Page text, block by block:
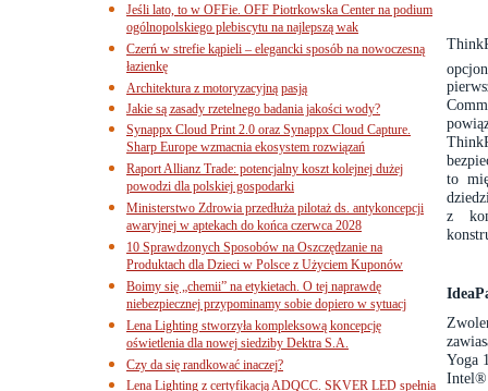
to
z
Yoga
Intel®
Jeśli lato, to w OFFie. OFF Piotrkowska Center na podium
ogólnopolskiego plebiscytu na najlepszą wak
Czerń w strefie kąpieli – elegancki sposób na nowoczesną
łazienkę
Architektura z motoryzacyjną pasją
Jakie są zasady rzetelnego badania jakości wody?
Synappx Cloud Print 2.0 oraz Synappx Cloud Capture.
Sharp Europe wzmacnia ekosystem rozwiązań
Raport Allianz Trade: potencjalny koszt kolejnej dużej
powodzi dla polskiej gospodarki
Ministerstwo Zdrowia przedłuża pilotaż ds. antykoncepcji
awaryjnej w aptekach do końca czerwca 2028
10 Sprawdzonych Sposobów na Oszczędzanie na
Produktach dla Dzieci w Polsce z Użyciem Kuponów
Boimy się „chemii” na etykietach. O tej naprawdę
niebezpiecznej przypominamy sobie dopiero w sytuacj
Lena Lighting stworzyła kompleksową koncepcję
oświetlenia dla nowej siedziby Dektra S.A.
Czy da się randkować inaczej?
Lena Lighting z certyfikacją ADQCC. SKVER LED spełnia